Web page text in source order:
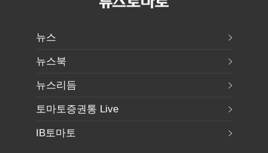
뉴스
뉴스북
뉴스리듬
토마토증권통 Live
IB토마토